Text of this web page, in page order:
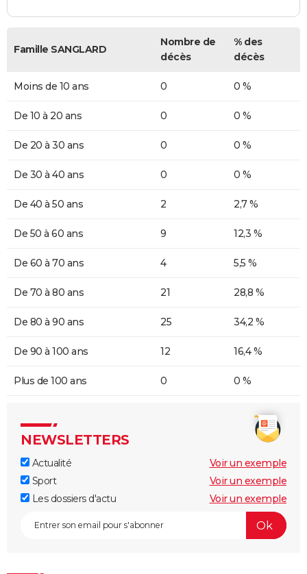
Famille SANGLARD
Nombre de
décès
% des
décès
Moins de 10 ans 0 0 %
De 10 à 20 ans 0 0 %
De 20 à 30 ans 0 0 %
De 30 à 40 ans 0 0 %
De 40 à 50 ans 2 2,7 %
De 50 à 60 ans 9 12,3 %
De 60 à 70 ans 4 5,5 %
De 70 à 80 ans 21 28,8 %
De 80 à 90 ans 25 34,2 %
De 90 à 100 ans 12 16,4 %
Plus de 100 ans 0 0 %
NEWSLETTERS
Actualité
Voir un exemple
Sport
Voir un exemple
Les dossiers d'actu
Voir un exemple